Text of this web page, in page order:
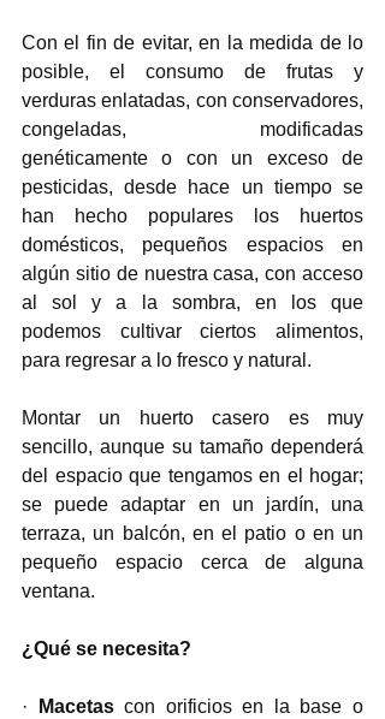
Con el fin de evitar, en la medida de lo
posible, el consumo de frutas y
verduras enlatadas, con conservadores,
congeladas, modificadas
genéticamente o con un exceso de
pesticidas, desde hace un tiempo se
han hecho populares los huertos
domésticos, pequeños espacios en
algún sitio de nuestra casa, con acceso
al sol y a la sombra, en los que
podemos cultivar ciertos alimentos,
para regresar a lo fresco y natural.
Montar un huerto casero es muy
sencillo, aunque su tamaño dependerá
del espacio que tengamos en el hogar;
se puede adaptar en un jardín, una
terraza, un balcón, en el patio o en un
pequeño espacio cerca de alguna
ventana.
¿Qué se necesita?
· Macetas